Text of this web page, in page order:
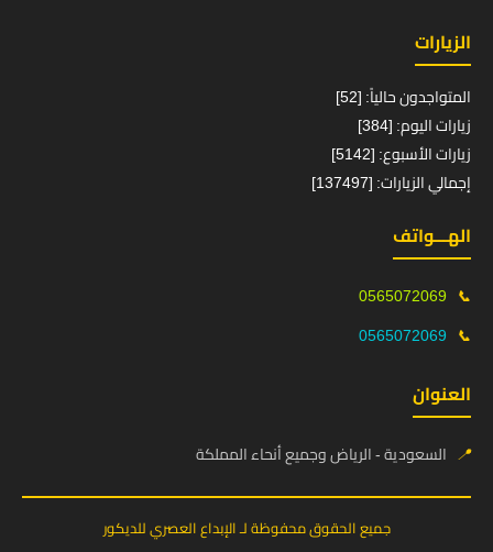
الزيارات
المتواجدون حالياً: [52]
زيارات اليوم: [384]
زيارات الأسبوع: [5142]
إجمالي الزيارات: [137497]
الهـــواتف
📞
0565072069
📞
0565072069
العنوان
📍 السعودية - الرياض وجميع أنحاء المملكة
جميع الحقوق محفوظة لـ الإبداع العصري للديكور